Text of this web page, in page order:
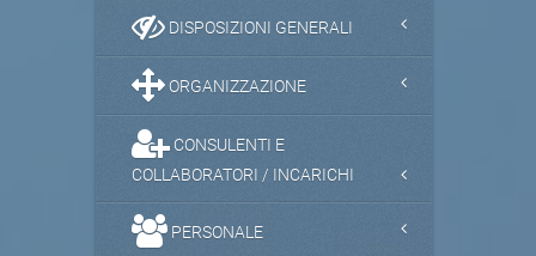
DISPOSIZIONI GENERALI
ORGANIZZAZIONE
CONSULENTI E
COLLABORATORI / INCARICHI
PERSONALE